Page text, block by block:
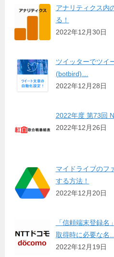
アナリティクス内
る！
2022年12月30日
ツイッターでツイ
(botbird)…
2022年12月28日
2022年度 第73回
2022年12月26日
マイドライブのフ
する方法！
2022年12月20日
「信頼端末登録名
取得時に必要な名…
2022年12月19日